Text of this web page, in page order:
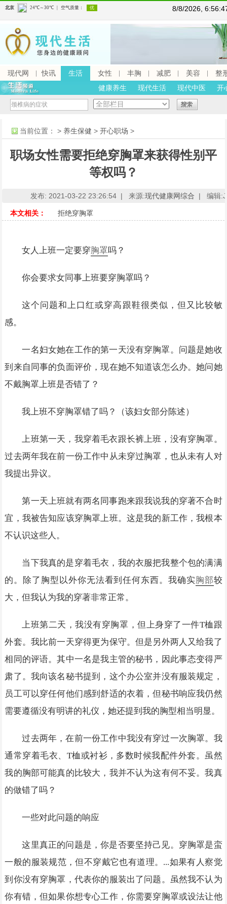
8/8/2026,
现代网 快讯 生活 女性 丰胸 减肥 美容
整
健康养生
现代生活 现代中医 开
当前位置： > 养生保健 >开心职场 >
职场女性需要拒绝穿胸罩来获得性别平
等权吗？
发布: 2021-03-22 23:26:54 | 来源:现代健康网综合 | 编辑
本文相关： 拒绝穿胸罩
女人上班一定要穿胸罩吗？
你会要求女同事上班要穿胸罩吗？
这个问题和上口红或穿高跟鞋很类似，但又比较敏
感。
一名妇女她在工作的第一天没有穿胸罩。问题是她收
到来自同事的负面评价，现在她不知道该怎么办。她问她
不戴胸罩上班是否错了？
我上班不穿胸罩错了吗？（该妇女部分陈述）
上班第一天，我穿着毛衣跟长裤上班，没有穿胸罩。
过去两年我在前一份工作中从未穿过胸罩，也从未有人对
我提出异议。
第一天上班就有两名同事跑来跟我说我的穿著不合时
宜，我被告知应该穿胸罩上班。这是我的新工作，我根本
不认识这些人。
当下我真的是穿着毛衣，我的衣服把我整个包的满满
的。除了胸型以外你无法看到任何东西。我确实胸部较
大，但我认为我的穿著非常正常。
上班第二天，我没有穿胸罩，但上身穿了一件T桖跟
外套。我比前一天穿得更为保守。但是另外两人又给我了
相同的评语。其中一名是我主管的秘书，因此事态变得严
肃了。我向该名秘书提到，这个办公室并没有服装规定，
员工可以穿任何他们感到舒适的衣着，但秘书响应我仍然
需要遵循没有明讲的礼仪，她还提到我的胸型相当明显。
过去两年，在前一份工作中我没有穿过一次胸罩。我
通常穿着毛衣、T桖或衬衫，多数时候我配件外套。虽然
我的胸部可能真的比较大，我并不认为这有何不妥。我真
的做错了吗？
一些对此问题的响应
这里真正的问题是，你是否要坚持己见。穿胸罩是蛮
一般的服装规范，但不穿戴它也有道理。...如果有人察觉
到你没有穿胸罩，代表你的服装出了问题。虽然我不认为
你有错，但如果你想专心工作，你需要穿胸罩或设法让他